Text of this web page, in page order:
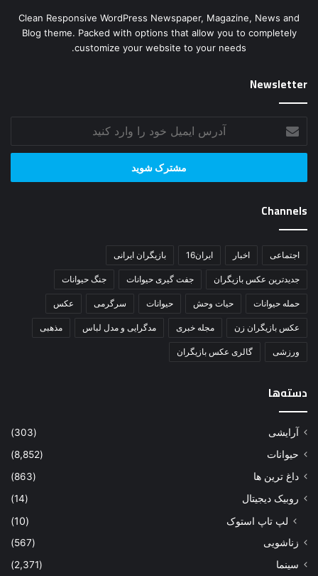
Clean Responsive WordPress Newspaper, Magazine, News and
Blog theme. Packed with options that allow you to completely
customize your website to your needs.
Newsletter
ایمیل
خود
وارد
Channels
اجتماعی اخبار ایران16 بازیگران ایرانی
جدیدترین عکس بازیگران جفت گیری حیوانات جنگ حیوانات
حمله حیوانات حیات وحش حیوانات سرگرمی عکس
عکس بازیگران زن مجله خبری مدگرایی و مدل لباس مذهبی
ورزشی گالری عکس بازیگران
دسته‌ها
آرایشی
(303)
حیوانات
(8,852)
داغ ترین ها
(863)
روبیک دیجیتال
(14)
لپ تاپ استوک (10)
زناشویی
(567)
سینما
(2,371)